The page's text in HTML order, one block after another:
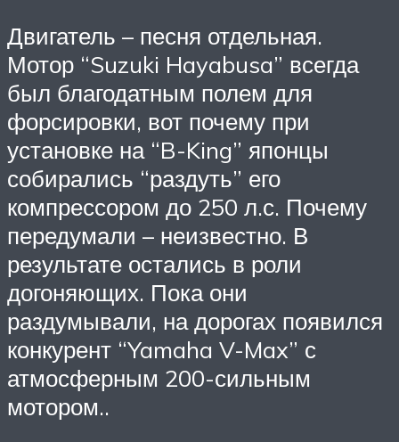
Двигатель – песня отдельная.
Мотор “Suzuki Hayabusa” всегда
был благодатным полем для
форсировки, вот почему при
установке на “B-King” японцы
собирались “раздуть” его
компрессором до 250 л.с. Почему
передумали – неизвестно. В
результате остались в роли
догоняющих. Пока они
раздумывали, на дорогах появился
конкурент “Yamaha V-Max” с
атмосферным 200-сильным
мотором..